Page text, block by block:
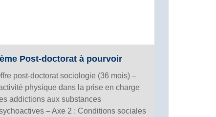
Post-doctorat à pourvoir
post-doctorat sociologie (36 mois) –
physique dans la prise en charge
addictions aux substances
– Axe 2 : Conditions sociales